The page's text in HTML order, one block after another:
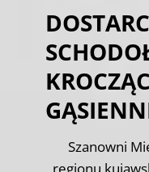
Szanowni